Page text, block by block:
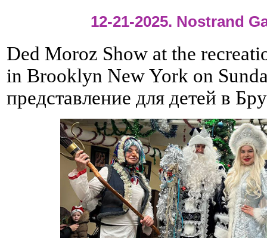
12-21-2025. Nostrand
Ded Moroz Show at the
in Brooklyn New York on
представление для детей в